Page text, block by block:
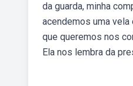
da guarda, minha
acendemos uma
que queremos nos
Ela nos lembra da